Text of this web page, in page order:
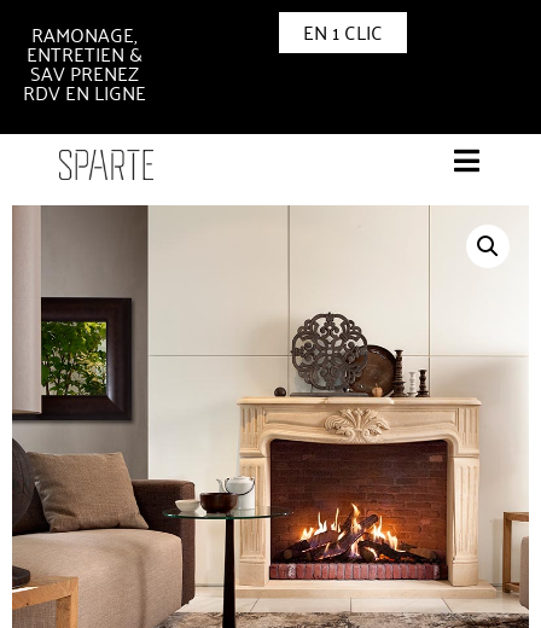
RAMONAGE,
ENTRETIEN &
SAV PRENEZ
RDV EN LIGNE
EN 1 CLIC